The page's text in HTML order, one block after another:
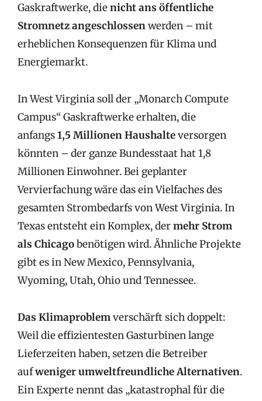
Gaskraftwerke, dienicht ans öffentliche
Stromnetz angeschlossenwerden – mit
erheblichen Konsequenzen für Klima und
Energiemarkt.
In West Virginia soll der „Monarch Compute
Campus“ Gaskraftwerke erhalten, die
anfangs1,5 Millionen Haushalteversorgen
könnten – der ganze Bundesstaat hat 1,8
Millionen Einwohner. Bei geplanter
Vervierfachung wäre das ein Vielfaches des
gesamten Strombedarfs von West Virginia. In
Texas entsteht ein Komplex, dermehr Strom
als Chicagobenötigen wird. Ähnliche Projekte
gibt es in New Mexico, Pennsylvania,
Wyoming, Utah, Ohio und Tennessee.
Das Klimaproblemverschärft sich doppelt:
Weil die effizientesten Gasturbinen lange
Lieferzeiten haben, setzen die Betreiber
aufweniger umweltfreundliche Alternativen.
Ein Experte nennt das „katastrophal für die